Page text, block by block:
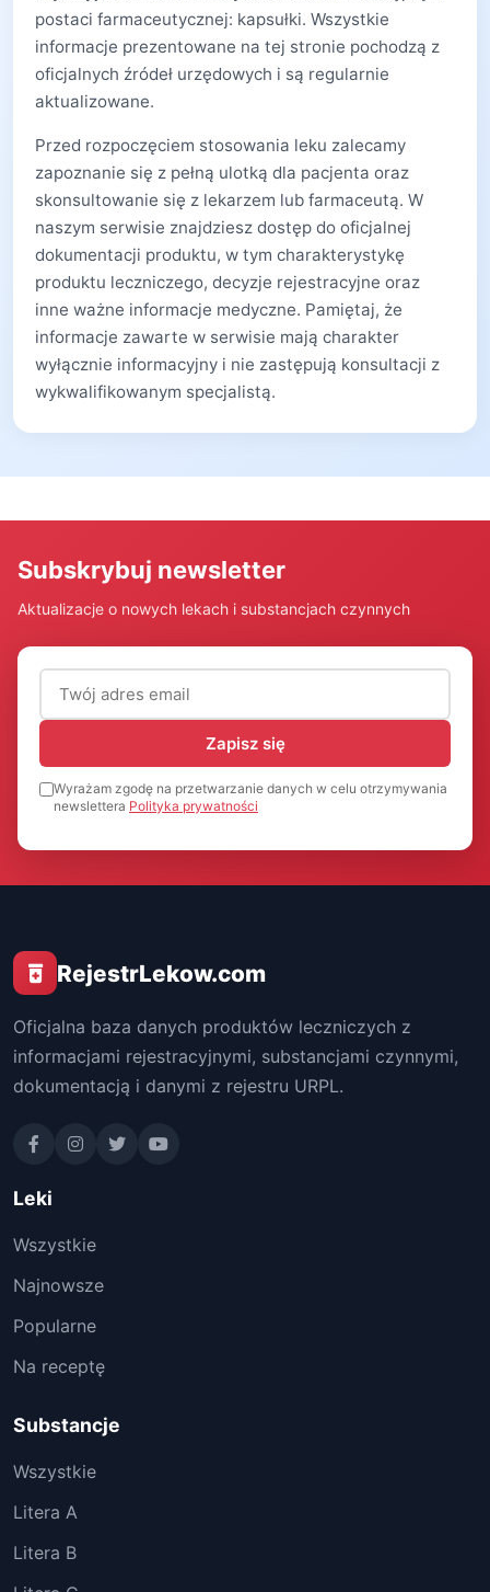
postaci farmaceutycznej: kapsułki. Wszystkie
informacje prezentowane na tej stronie pochodzą z
oficjalnych źródeł urzędowych i są regularnie
aktualizowane.
Przed rozpoczęciem stosowania leku zalecamy
zapoznanie się z pełną ulotką dla pacjenta oraz
skonsultowanie się z lekarzem lub farmaceutą. W
naszym serwisie znajdziesz dostęp do oficjalnej
dokumentacji produktu, w tym charakterystykę
produktu leczniczego, decyzje rejestracyjne oraz
inne ważne informacje medyczne. Pamiętaj, że
informacje zawarte w serwisie mają charakter
wyłącznie informacyjny i nie zastępują konsultacji z
wykwalifikowanym specjalistą.
Subskrybuj newsletter
Aktualizacje o nowych lekach i substancjach czynnych
Adres email (wymagany)
Zapisz się
Wyrażam zgodę na przetwarzanie danych w celu otrzymywania
newslettera Polityka prywatności
RejestrLekow.com
Oficjalna baza danych produktów leczniczych z
informacjami rejestracyjnymi, substancjami czynnymi,
dokumentacją i danymi z rejestru URPL.
Leki
Wszystkie
Najnowsze
Popularne
Na receptę
Substancje
Wszystkie
Litera A
Litera B